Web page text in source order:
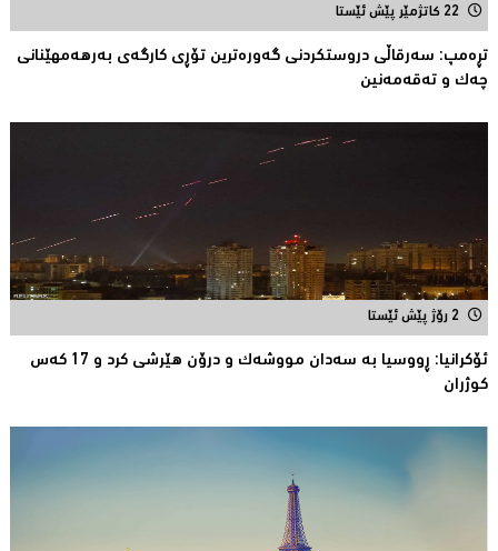
22 کاتژمێر پێش ئێستا
تڕەمپ: سەرقاڵى دروستکردنی گەورەترین تۆڕى کارگەى بەرهەمهێنانى
چەک و تەقەمەنین
2 رۆژ پێش ئێستا
ئۆكرانیا: ڕووسیا به‌ سه‌دان مووشه‌ك و درۆن هێرشی كرد و 17 كه‌س
كوژران